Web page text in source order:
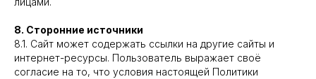
8. Сторонние источники
8.1. Сайт может содержать ссылки на другие сайты и
интернет-ресурсы. Пользователь выражает своё
согласие на то, что условия настоящей Политики